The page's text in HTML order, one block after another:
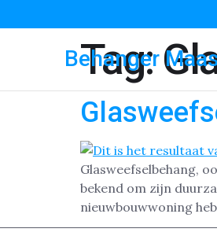
Behanger
Tag:
Glasweefselbehang,
bekend om zijn
nieuwbouwwoning